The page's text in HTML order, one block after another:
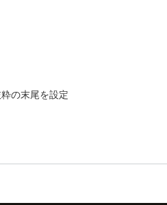
の末尾を設定